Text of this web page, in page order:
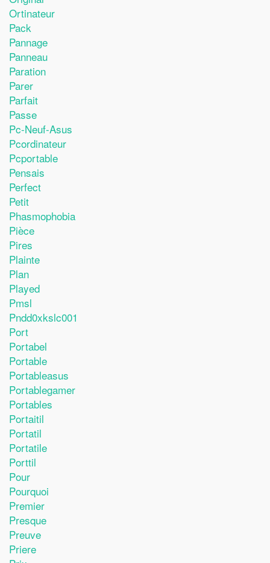
Ortinateur
Pack
Pannage
Panneau
Paration
Parer
Parfait
Passe
Pc-Neuf-Asus
Pcordinateur
Pcportable
Pensais
Perfect
Petit
Phasmophobia
Pièce
Pires
Plainte
Plan
Played
Pmsl
Pndd0xkslc001
Port
Portabel
Portable
Portableasus
Portablegamer
Portables
Portaitil
Portatil
Portatile
Porttil
Pour
Pourquoi
Premier
Presque
Preuve
Priere